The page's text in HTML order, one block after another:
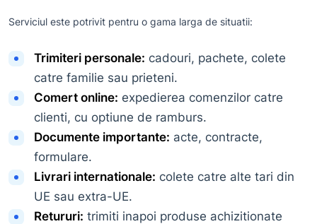
Serviciul este potrivit pentru o gama larga de situatii:
Trimiteri personale: cadouri, pachete, colete
catre familie sau prieteni.
Comert online: expedierea comenzilor catre
clienti, cu optiune de ramburs.
Documente importante: acte, contracte,
formulare.
Livrari internationale: colete catre alte tari din
UE sau extra-UE.
Retururi: trimiti inapoi produse achizitionate